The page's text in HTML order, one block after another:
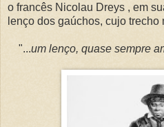
o francês Nicolau Dreys , em
lenço dos gaúchos, cujo
"...um lenço, quase sempre